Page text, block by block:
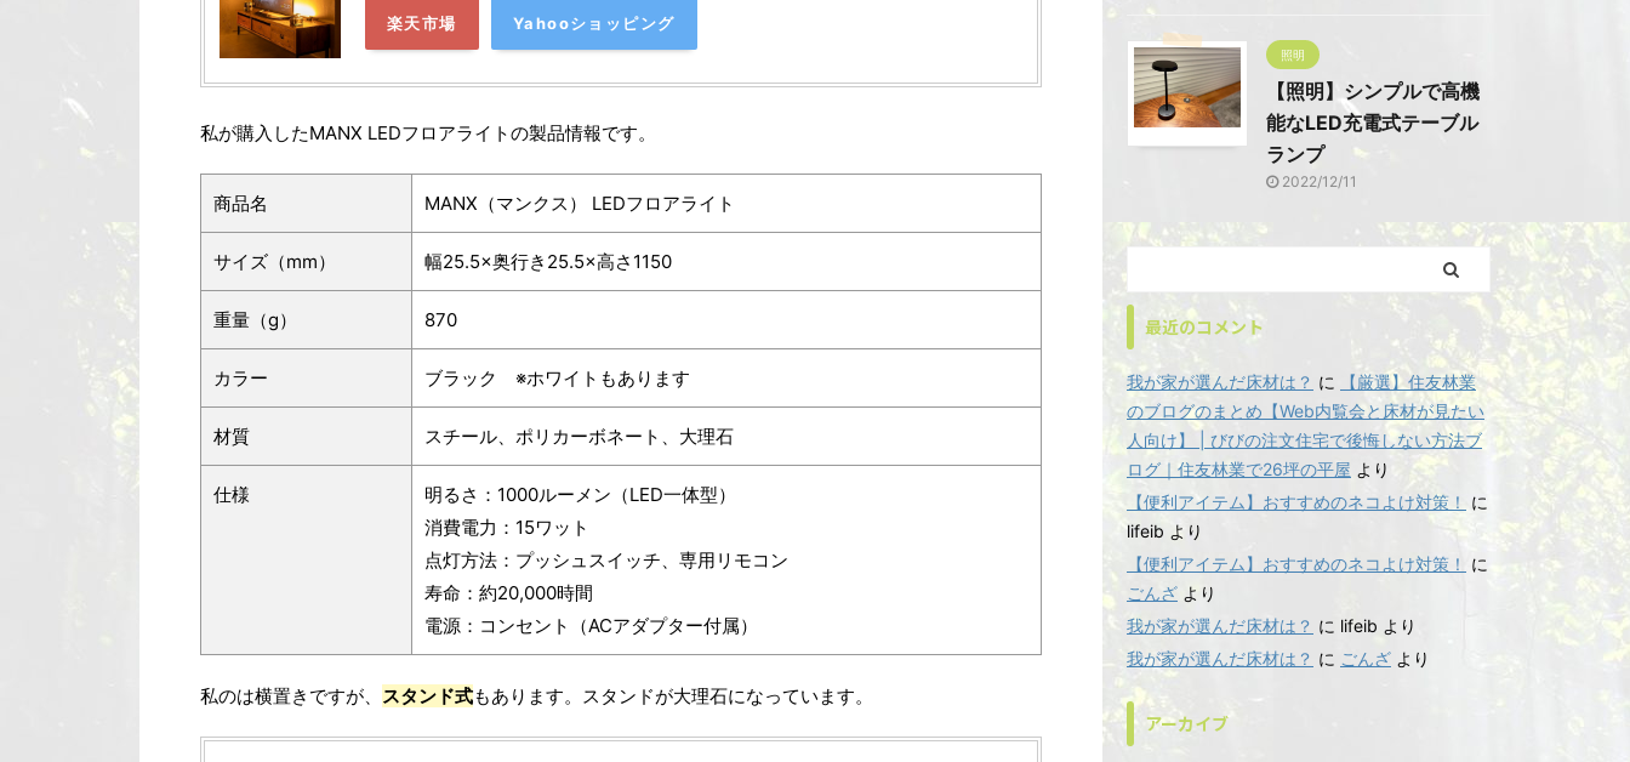
楽天市場 Yahooショッピング
私が購入したMANX LEDフロアライトの製品情報です。
商品名 MANX（マンクス） LEDフロアライト
サイズ（mm） 幅25.5×奥行き25.5×高さ1150
重量（g） 870
カラー ブラック ※ホワイトもあります
材質 スチール、ポリカーボネート、大理石
仕様
明るさ：1000ルーメン（LED一体型）
消費電力：15ワット
点灯方法：プッシュスイッチ、専用リモコン
寿命：約20,000時間
電源：コンセント（ACアダプター付属）
私のは横置きですが、 スタンド式もあります。スタンドが大理石になっています。
照明
【照明】シンプルで高機
能なLED充電式テーブル
ランプ
2022/12/11
最近のコメント
我が家が選んだ床材は？ に
【厳選】住友林業
のブログのまとめ【Web内覧会と床材が見たい
人向け】 | びびの注文住宅で後悔しない方法ブ
ログ｜住友林業で26坪の平屋 より
【便利アイテム】おすすめのネコよけ対策！
に
lifeib より
【便利アイテム】おすすめのネコよけ対策！
に
ごんざ より
我が家が選んだ床材は？ に lifeib より
我が家が選んだ床材は？ に ごんざ より
アーカイブ